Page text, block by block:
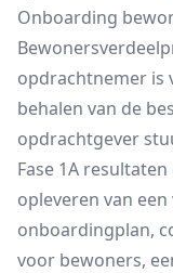
Onboarding
opdrachtnemer is
behalen van de
opdrachtgever
Fase 1A
opleveren van
onboardingplan,
voor bewoners,